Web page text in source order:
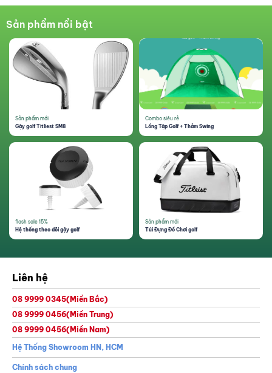
Sản phẩm nổi bật
Sản phẩm mới
Gậy golf Titliest SM8
Combo siêu rẻ
Lồng Tập Golf + Thảm Swing
flash sale 15%
Hệ thống theo dõi gậy golf
Sản phẩm mới
Túi Đựng Đồ Chơi golf
Liên hệ
08 9999 0345(Miền Bắc)
08 9999 0456(Miền Trung)
08 9999 0456(Miền Nam)
Hệ Thống Showroom HN, HCM
Chính sách chung